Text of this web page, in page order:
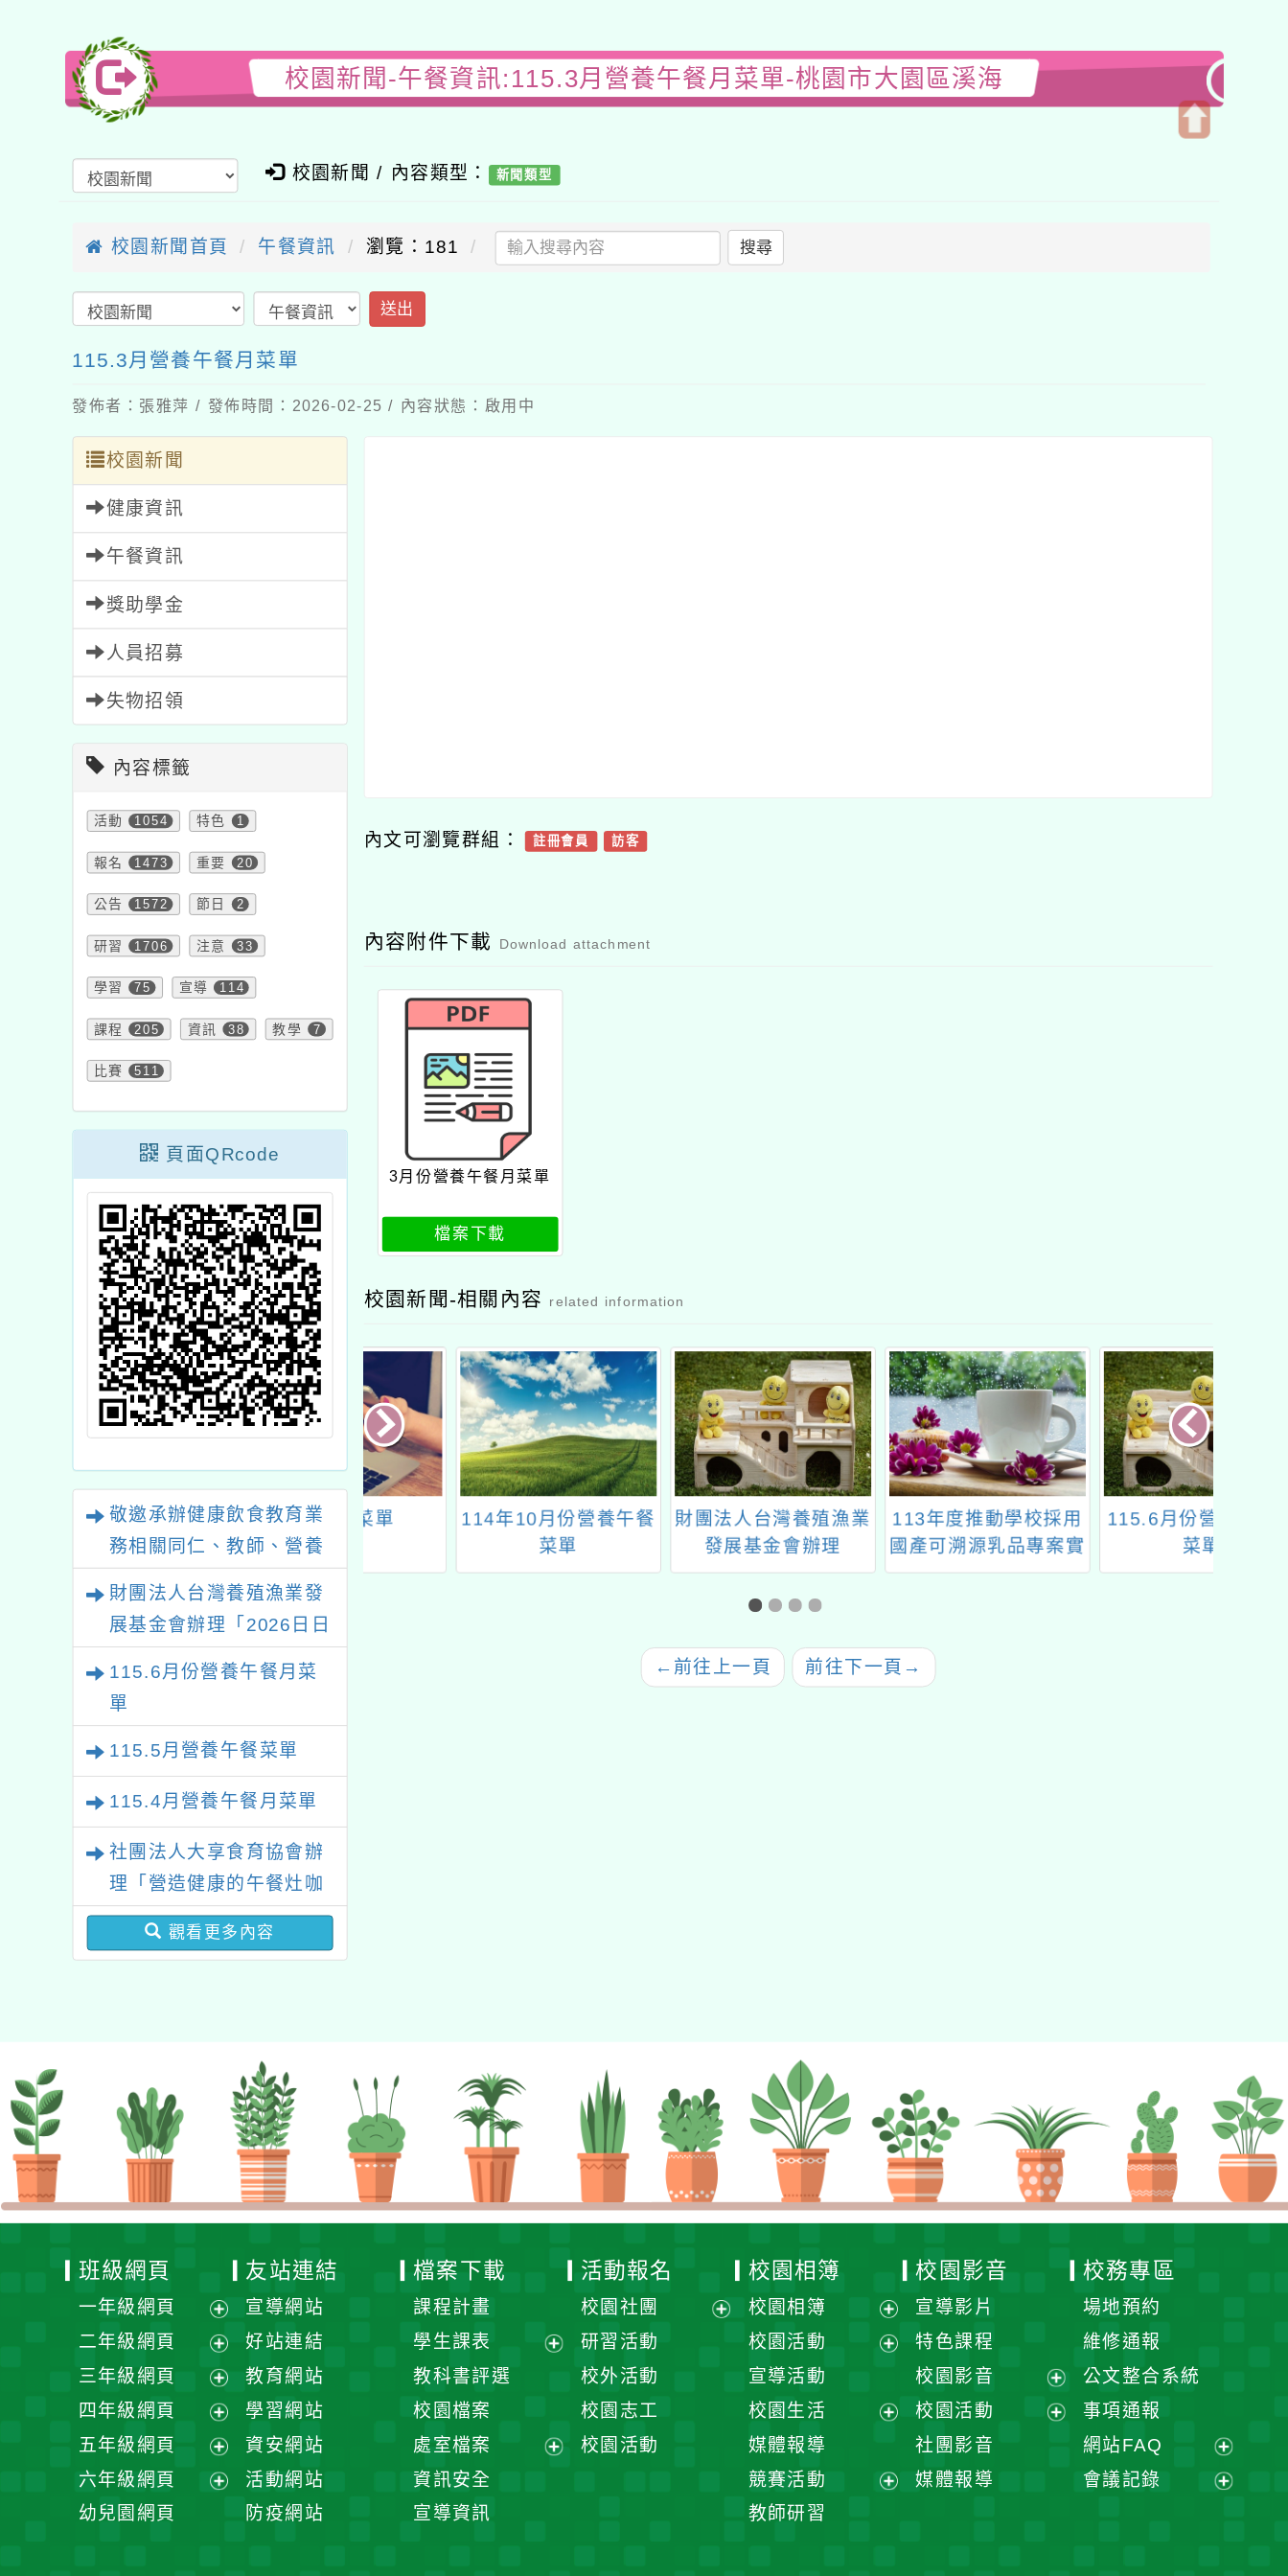
校園新聞-午餐資訊:115.3月營養午餐月菜單-桃園市大園區溪海
校園新聞 / 內容類型： 新聞類型
校園新聞首頁 午餐資訊 瀏覽：181 搜尋
送出
115.3月營養午餐月菜單
發佈者：張雅萍 / 發佈時間：2026-02-25 / 內容狀態：啟用中
校園新聞
健康資訊
午餐資訊
獎助學金
人員招募
失物招領
內容標籤
活動 1054 特色 1
報名 1473 重要 20
公告 1572 節日 2
研習 1706 注意 33
學習 75 宣導 114
課程 205 資訊 38 教學 7
比賽 511
頁面QRcode
敬邀承辦健康飲食教育業
務相關同仁、教師、營養
健康飲食教育指導內容及
規劃」全國說明會
財團法人台灣養殖漁業發
展基金會辦理「2026日日
報名參加
115.6月份營養午餐月菜
單
115.5月營養午餐菜單
115.4月營養午餐月菜單
社團法人大享食育協會辦
理「營造健康的午餐灶咖
學校午餐制度及營養師實
務工作研討會」國際交流
觀看更多內容
內文可瀏覽群組： 註冊會員 訪客
內容附件下載 Download attachment
3月份營養午餐月菜單
檔案下載
校園新聞-相關內容 related information
大享食育協會
造健康的午餐
校午餐制度及
實務工作研討
交流活動，請
12月份菜單
114年10月份營養午餐
財團法人台灣養殖漁業
發展基金會辦理
「2026日日五海味-食
魚文化教師及營養師研
參加
113年度推動學校採用
國產可溯源乳品專案實
施計畫」(班班喝鮮乳)
相關乳製品科普文宣，
115.6月份營養午餐月
← 前往上一頁 前往下一頁 →
班級網頁
一年級網頁
展
開
選
單
二年級網頁
展
開
選
單
三年級網頁
展
開
選
單
四年級網頁
展
開
選
五年級網頁
展
開
六年級網頁
幼兒園網頁
友站連結
宣導網站
好站連結
教育網站
學習網站
資安網站
活動網站
防疫網站
檔案下載
課程計畫
學生課表
單
教科書評選
校園檔案
處室檔案
資訊安全
宣導資訊
活動報名
校園社團
研習活動
校外活動
校園志工
校園活動
校園相簿
校園相簿
展
開
單
校園活動
選
宣導活動
校園生活
選
媒體報導
競賽活動
教師研習
校園影音
宣導影片
特色課程
校園影音
展
開
校園活動
社團影音
媒體報導
校務專區
場地預約
維修通報
公文整合系統
事項通報
網站FAQ
展
會議記錄